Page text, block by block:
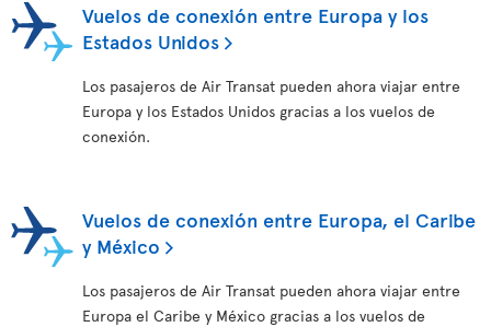
Vuelos de conexión entre Europa y los
Estados Unidos
Los pasajeros de Air Transat pueden ahora viajar entre
Europa y los Estados Unidos gracias a los vuelos de
conexión.
Vuelos de conexión entre Europa, el Caribe
y México
Los pasajeros de Air Transat pueden ahora viajar entre
Europa el Caribe y México gracias a los vuelos de